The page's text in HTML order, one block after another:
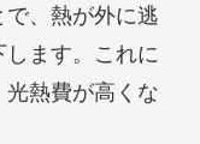
、熱が外に逃
ます。これに
熱費が高くな